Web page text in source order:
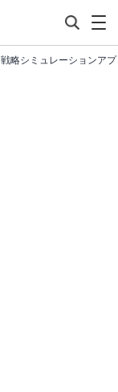
戦略シミュレーションア